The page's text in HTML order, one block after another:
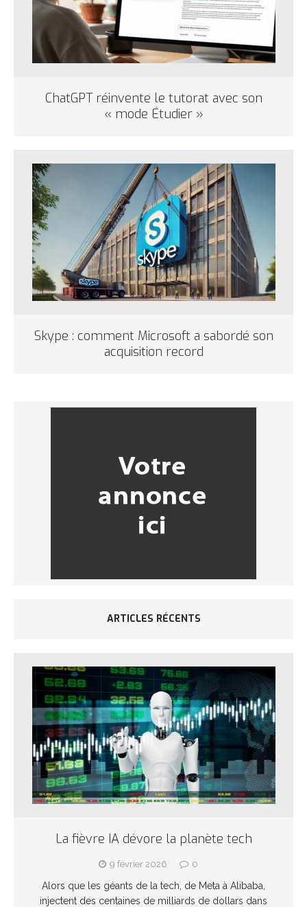
ChatGPT réinvente le tutorat avec son
« mode Étudier »
Skype : comment Microsoft a sabordé son
acquisition record
ARTICLES RÉCENTS
La fièvre IA dévore la planète tech
9 février 2026 0
Alors que les géants de la tech, de Meta à Alibaba,
injectent des centaines de milliards de dollars dans